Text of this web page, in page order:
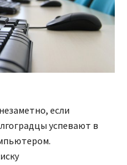
если
успевают в